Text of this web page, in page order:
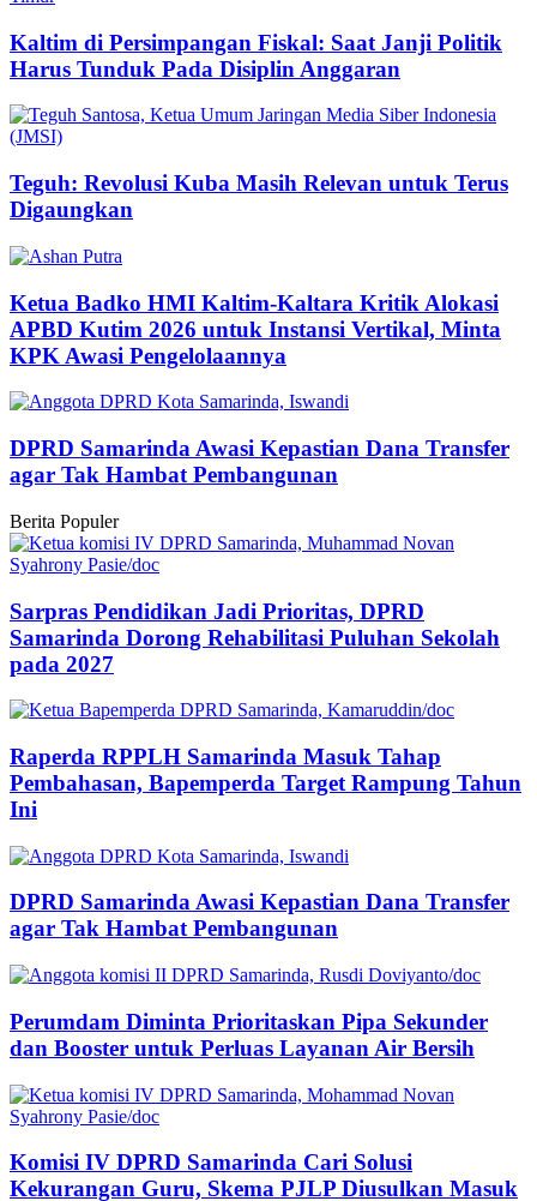
Kaltim di Persimpangan Fiskal: Saat Janji Politik
Harus Tunduk Pada Disiplin Anggaran
Teguh: Revolusi Kuba Masih Relevan untuk Terus
Digaungkan
Ketua Badko HMI Kaltim-Kaltara Kritik Alokasi
APBD Kutim 2026 untuk Instansi Vertikal, Minta
KPK Awasi Pengelolaannya
DPRD Samarinda Awasi Kepastian Dana Transfer
agar Tak Hambat Pembangunan
Berita Populer
Sarpras Pendidikan Jadi Prioritas, DPRD
Samarinda Dorong Rehabilitasi Puluhan Sekolah
pada 2027
Raperda RPPLH Samarinda Masuk Tahap
Pembahasan, Bapemperda Target Rampung Tahun
Ini
DPRD Samarinda Awasi Kepastian Dana Transfer
agar Tak Hambat Pembangunan
Perumdam Diminta Prioritaskan Pipa Sekunder
dan Booster untuk Perluas Layanan Air Bersih
Komisi IV DPRD Samarinda Cari Solusi
Kekurangan Guru, Skema PJLP Diusulkan Masuk